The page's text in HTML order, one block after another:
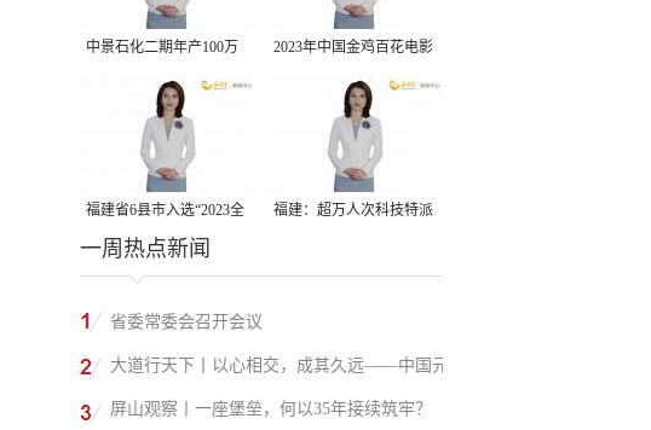
中景石化二期年产100万
吨丙烷脱氢项目建成中交
2023年中国金鸡百花电影
节有福电影巡展31日启动
福建省6县市入选“2023全
国县域发展潜力百强县”
福建：超万人次科技特派
一周热点新闻
省委常委会召开会议
大道行天下丨以心相交，成其久远——中国元
首外交的世界情怀与大国气派
屏山观察丨一座堡垒，何以35年接续筑牢？